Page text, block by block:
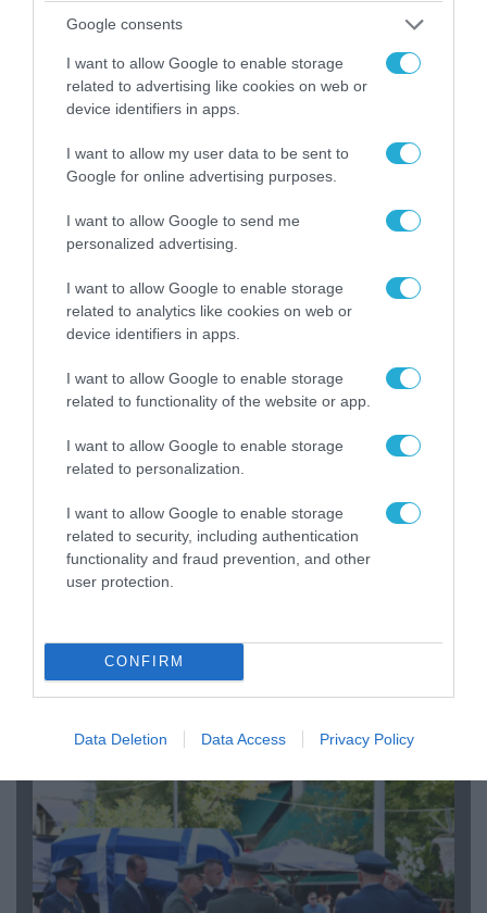
Google consents
I want to allow Google to enable storage
related to advertising like cookies on web or
device identifiers in apps.
I want to allow my user data to be sent to
Google for online advertising purposes.
I want to allow Google to send me
personalized advertising.
I want to allow Google to enable storage
related to analytics like cookies on web or
device identifiers in apps.
I want to allow Google to enable storage
related to functionality of the website or app.
I want to allow Google to enable storage
related to personalization.
I want to allow Google to enable storage
related to security, including authentication
functionality and fraud prevention, and other
user protection.
CONFIRM
Data Deletion Data Access Privacy Policy
05.08.2026 | 20:02
Η Κίνα επέδειξε για πρώτη φορά την
αεροπορική πυρηνική της τριάδα και
05.08.2026 | 15:02
Marine One που μετέφερε τον Ν.Τραμπ
ΠΟΛΙΤΙΚΗ